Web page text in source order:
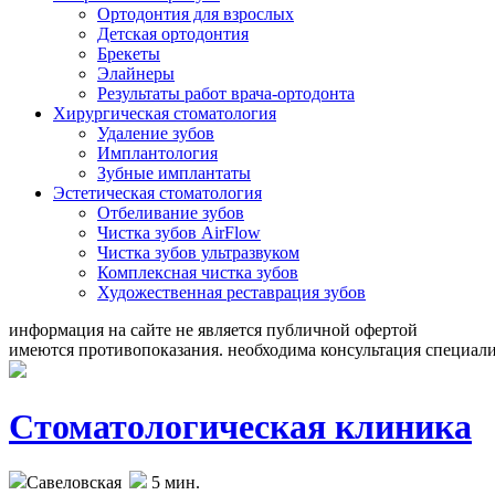
Ортодонтия для взрослых
Детская ортодонтия
Брекеты
Элайнеры
Результаты работ врача-ортодонта
Хирургическая стоматология
Удаление зубов
Имплантология
Зубные имплантаты
Эстетическая стоматология
Отбеливание зубов
Чистка зубов AirFlow
Чистка зубов ультразвуком
Комплексная чистка зубов
Художественная реставрация зубов
информация на сайте не является публичной офертой
имеются противопоказания. необходима консультация
Стоматологическая клиника
Савеловская
5 мин.